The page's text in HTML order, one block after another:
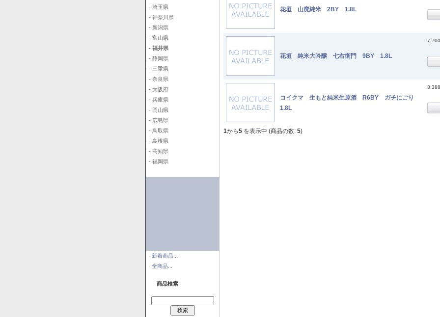
- 埼玉県
- 神奈川県
- 新潟県
- 富山県
- 福井県
- 静岡県
- 三重県
- 奈良県
- 大阪府
- 兵庫県
- 岡山県
- 広島県
- 鳥取県
- 島根県
- 高知県
- 福岡県
新着商品...
全商品...
商品検索
花垣 山廃純米 2BY 1.8L
花垣 純米大吟醸 七右衛門 9BY 1.8L
コイクマ 生もと純米生原酒 R6BY ガチにごり
1.8L
1から5 を表示中 (商品の数: 5)